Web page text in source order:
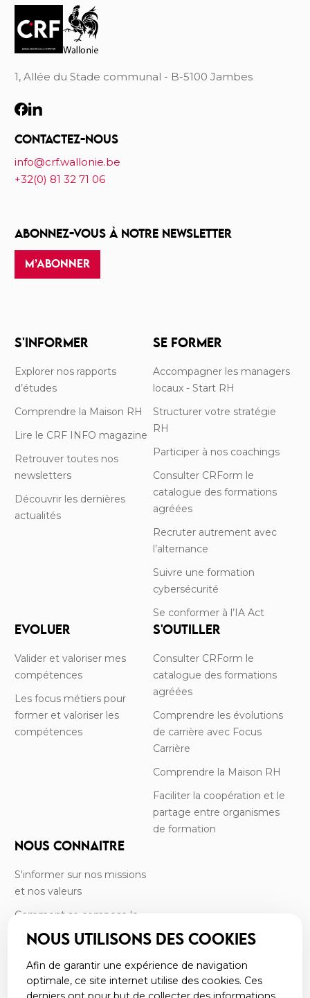
1, Allée du Stade communal - B-5100 Jambes
CONTACTEZ-NOUS
info@crf.wallonie.be
+32(0) 81 32 71 06
ABONNEZ-VOUS À NOTRE NEWSLETTER
M’ABONNER
S'INFORMER
Explorer nos rapports
d’études
Comprendre la Maison RH
Lire le CRF INFO magazine
Retrouver toutes nos
newsletters
Découvrir les dernières
actualités
SE FORMER
Accompagner les managers
locaux - Start RH
Structurer votre stratégie
RH
Participer à nos coachings
Consulter CRForm le
catalogue des formations
agréées
Recruter autrement avec
l’alternance
Suivre une formation
cybersécurité
Se conformer à l’IA Act
EVOLUER
Valider et valoriser mes
compétences
Les focus métiers pour
former et valoriser les
compétences
S'OUTILLER
Consulter CRForm le
catalogue des formations
agréées
Comprendre les évolutions
de carrière avec Focus
Carrière
Comprendre la Maison RH
Faciliter la coopération et le
partage entre organismes
de formation
NOUS CONNAITRE
S'informer sur nos missions
et nos valeurs
Comment se compose le
CRF?
Retrouver nos commissions
NOUS UTILISONS DES COOKIES
Afin de garantir une expérience de navigation
optimale, ce site internet utilise des cookies. Ces